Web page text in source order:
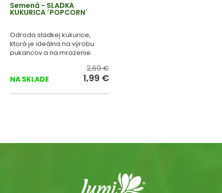
Semená - SLADKÁ
KUKURICA ´POPCORN´
Odroda sladkej kukurice,
ktorá je ideálna na výrobu
pukancov a na mrazenie.
NA SKLADE
2,69 €
1,99 €